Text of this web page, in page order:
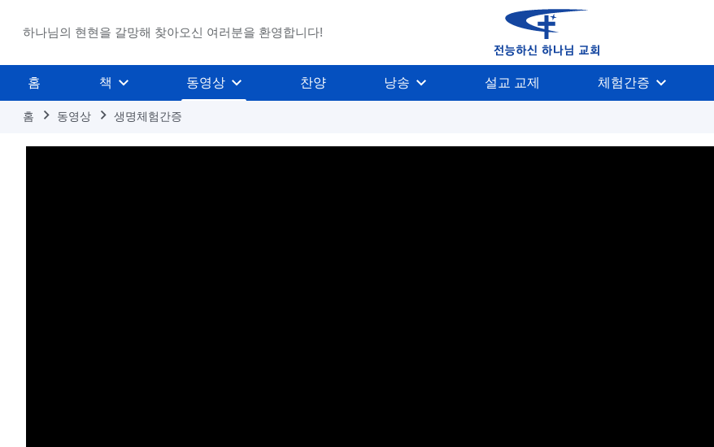
하나님의 현현을 갈망해 찾아오신 여러분을 환영합니다!
홈 책 동영상 찬양 낭송 설교 교제 체험간증
홈 동영상 생명체험간증